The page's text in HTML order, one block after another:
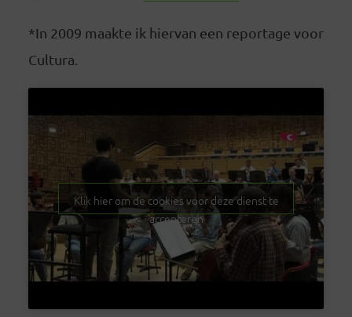
*In 2009 maakte ik hiervan een reportage voor
Cultura.
Klik hier om de cookies voor deze dienst te
accepteren